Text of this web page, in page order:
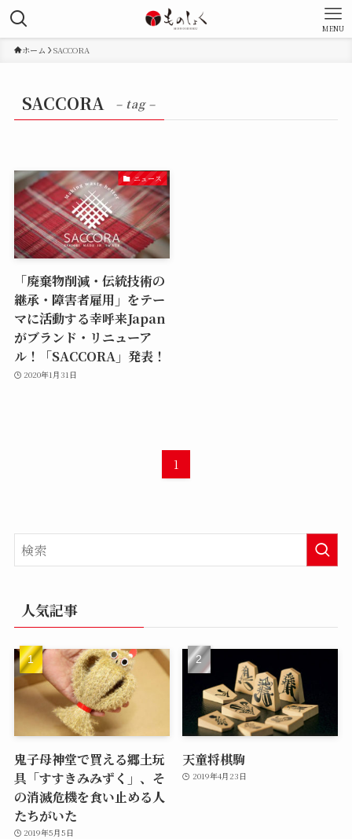
MENU
ホーム SACCORA
SACCORA – tag –
ニュース
「廃棄物削減・伝統技術の
継承・障害者雇用」をテー
マに活動する幸呼来Japan
がブランド・リニューア
ル！「SACCORA」発表！
2020年1月31日
1
人気記事
鬼子母神堂で買える郷土玩
具「すすきみみずく」、そ
の消滅危機を食い止める人
たちがいた
2019年5月5日
天童将棋駒
2019年4月23日